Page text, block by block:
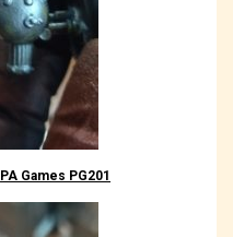
PA Games PG201